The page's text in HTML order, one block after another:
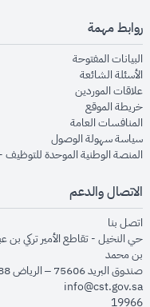
روابط مهمة
البيانات المفتوحةin new window
الأسئلة الشائعةin new window
علاقات الموردينin new window
خريطة الموقعin new window
المنافسات العامةnew window
سياسة سهولة الوصولwindow
المنصة الوطنية الموحدة
الاتصال والدعم
اتصل بنا
حي النخيل - تقاطع الأمير تركي بن
بن محمد
صندوق البريد 75606 – الرياض 11588
info@cst.gov.sa
19966